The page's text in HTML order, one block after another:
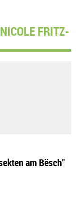
FRITZ-
am Bësch"